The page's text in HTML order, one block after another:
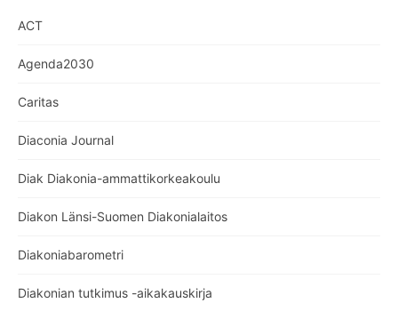
ACT
Agenda2030
Caritas
Diaconia Journal
Diak Diakonia-ammattikorkeakoulu
Diakon Länsi-Suomen Diakonialaitos
Diakoniabarometri
Diakonian tutkimus -aikakauskirja